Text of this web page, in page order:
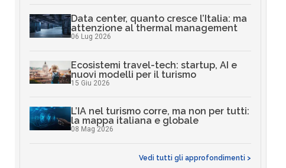
Data center, quanto cresce l’Italia: ma
attenzione al thermal management
06 Lug 2026
Ecosistemi travel-tech: startup, AI e
nuovi modelli per il turismo
15 Giu 2026
L’IA nel turismo corre, ma non per tutti:
la mappa italiana e globale
08 Mag 2026
Vedi tutti gli approfondimenti >